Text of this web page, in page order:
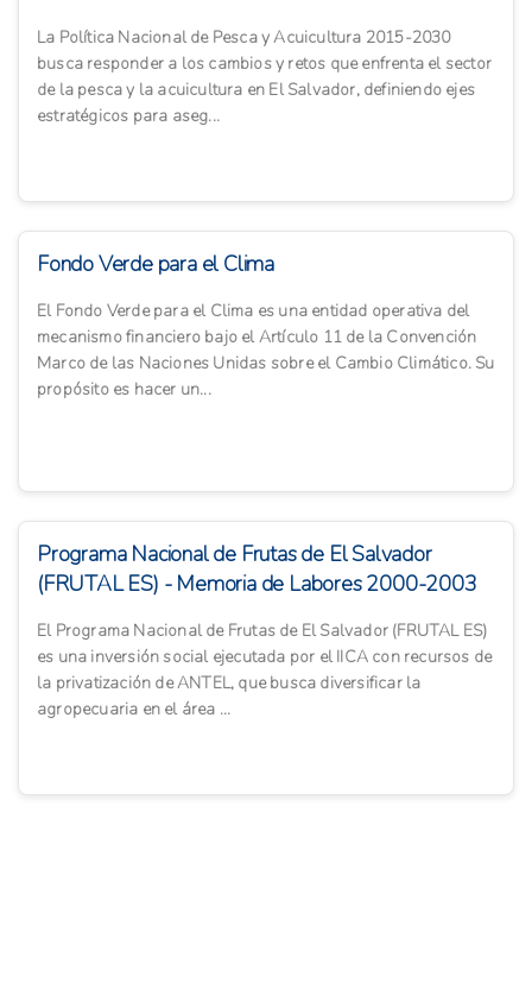
La Política Nacional de Pesca y Acuicultura 2015-2030
busca responder a los cambios y retos que enfrenta el sector
de la pesca y la acuicultura en El Salvador, definiendo ejes
estratégicos para aseg...
Fondo Verde para el Clima
El Fondo Verde para el Clima es una entidad operativa del
mecanismo financiero bajo el Artículo 11 de la Convención
Marco de las Naciones Unidas sobre el Cambio Climático. Su
propósito es hacer un...
Programa Nacional de Frutas de El Salvador
(FRUTAL ES) - Memoria de Labores 2000-2003
El Programa Nacional de Frutas de El Salvador (FRUTAL ES)
es una inversión social ejecutada por el IICA con recursos de
la privatización de ANTEL, que busca diversificar la
agropecuaria en el área ...